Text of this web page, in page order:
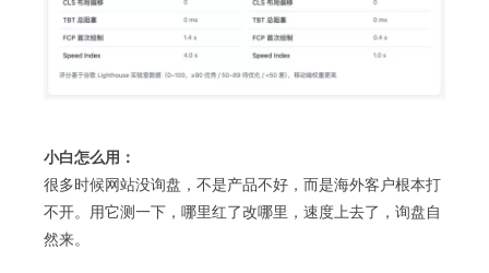
小白怎么用：
很多时候网站没询盘，不是产品不好，而是海外客户根本打
不开。用它测一下，哪里红了改哪里，速度上去了，询盘自
然来。